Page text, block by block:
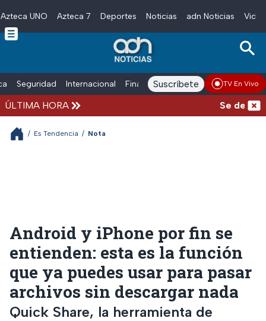
Skip to main content
Azteca UNO Azteca 7 Deportes Noticias adn Noticias
Seguridad Internacional Finanzas adn Noticias Radio
Suscríbete TV En Vivo
ÚLTIMA HORA Se desata
/ Es Tendencia / Nota
Android y iPhone por fin se
entienden: esta es la función
que ya puedes usar para pasar
archivos sin descargar nada
Quick Share, la herramienta de